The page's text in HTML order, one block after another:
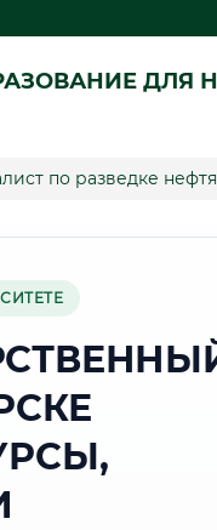
ДЛЯ
по разведке